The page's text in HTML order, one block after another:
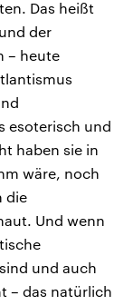
Das heißt
der
– heute
esoterisch und
haben sie in
wäre, noch
die
Und wenn
und auch
– das natürlich